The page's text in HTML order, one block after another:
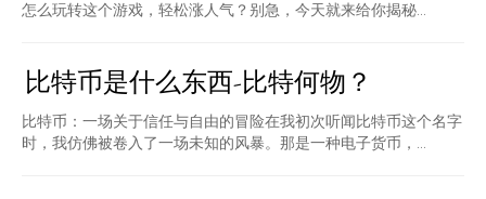
怎么玩转这个游戏，轻松涨人气？别急，今天就来给你揭秘...
比特币是什么东西-比特何物？
比特币：一场关于信任与自由的冒险在我初次听闻比特币这个名字
时，我仿佛被卷入了一场未知的风暴。那是一种电子货币，...